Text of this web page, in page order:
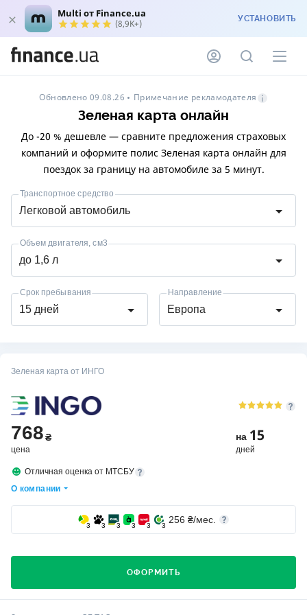
Multi от Finance.ua
(8,9K+) УСТАНОВИТЬ
Обновлено 09.08.26 Примечание рекламодателя
Зеленая карта онлайн
До -20 % дешевле — сравните предложения страховых
компаний и оформите полис Зеленая карта онлайн для
поездок за границу на автомобиле за 5 минут.
Легковой автомобиль
Транспортное средство
до 1,6 л
Объем двигателя, см3
15 дней
Срок пребывания
Европа
Направление
Зеленая карта от ИНГО
768₴
цена
на 15
дней
Отличная оценка от МТСБУ
О компании
3 3 3 3 3 3
256 ₴/мес.
ОФОРМИТЬ
Кто выбирает страховую компанию ИНГО?